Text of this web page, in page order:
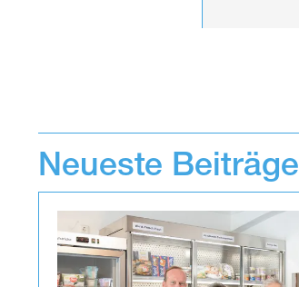
Neueste Beiträge